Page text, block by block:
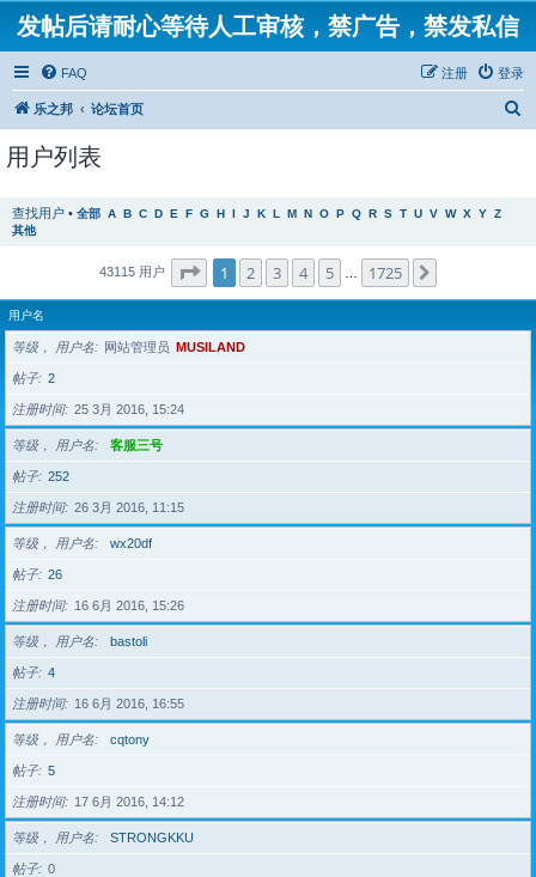
发帖后请耐心等待人工审核，禁广告，禁发私信
FAQ 登录
注册
乐之邦 论坛首页
用户列表
查找用户 • 全部 A B C D E F G H I J K L M N O P Q R S T U V W X Y Z
其他
43115 用户 分页：1 1725
1 2 3 4 5 1725
用户名
等级， 用户名 网站管理员 MUSILAND
帖子 2
注册时间 25 3月 2016, 15:24
等级， 用户名 客服三号
帖子 252
注册时间 26 3月 2016, 11:15
等级， 用户名 wx20df
帖子 26
注册时间 16 6月 2016, 15:26
等级， 用户名 bastoli
帖子 4
注册时间 16 6月 2016, 16:55
等级， 用户名 cqtony
帖子 5
注册时间 17 6月 2016, 14:12
等级， 用户名 STRONGKKU
帖子 0